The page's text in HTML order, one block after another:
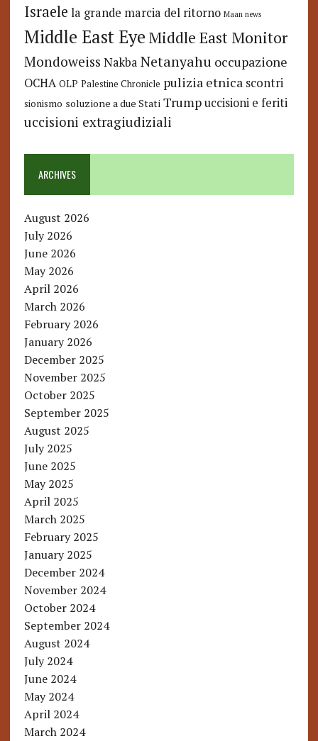
Israele la grande marcia del ritorno Maan news
Middle East Eye Middle East Monitor
Mondoweiss Nakba Netanyahu occupazione
OCHA OLP Palestine Chronicle pulizia etnica scontri
sionismo soluzione a due Stati Trump uccisioni e feriti
uccisioni extragiudiziali
ARCHIVES
August 2026
July 2026
June 2026
May 2026
April 2026
March 2026
February 2026
January 2026
December 2025
November 2025
October 2025
September 2025
August 2025
July 2025
June 2025
May 2025
April 2025
March 2025
February 2025
January 2025
December 2024
November 2024
October 2024
September 2024
August 2024
July 2024
June 2024
May 2024
April 2024
March 2024